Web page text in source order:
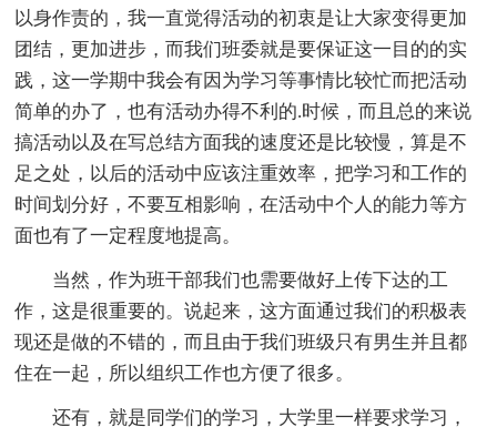
以身作责的，我一直觉得活动的初衷是让大家变得更加
团结，更加进步，而我们班委就是要保证这一目的的实
践，这一学期中我会有因为学习等事情比较忙而把活动
简单的办了，也有活动办得不利的.时候，而且总的来说
搞活动以及在写总结方面我的速度还是比较慢，算是不
足之处，以后的活动中应该注重效率，把学习和工作的
时间划分好，不要互相影响，在活动中个人的能力等方
面也有了一定程度地提高。
当然，作为班干部我们也需要做好上传下达的工
作，这是很重要的。说起来，这方面通过我们的积极表
现还是做的不错的，而且由于我们班级只有男生并且都
住在一起，所以组织工作也方便了很多。
还有，就是同学们的学习，大学里一样要求学习，